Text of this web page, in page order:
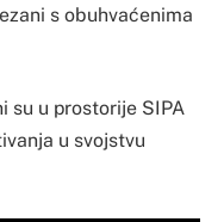
s obuhvaćenima
su u prostorije SIPA
u svojstvu